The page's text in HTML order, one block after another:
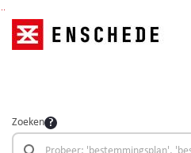
Zoeken